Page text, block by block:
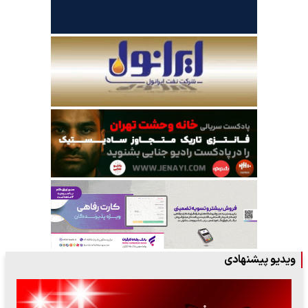
ویدیو پیشنهادی